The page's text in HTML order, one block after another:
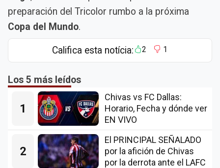
preparación del Tricolor rumbo a la próxima
Copa del Mundo.
Califica esta notícia: 2 1
Los 5 más leídos
1
Chivas vs FC Dallas:
Horario, Fecha y dónde ver
EN VIVO
2
El PRINCIPAL SEÑALADO
por la afición de Chivas
por la derrota ante el LAFC